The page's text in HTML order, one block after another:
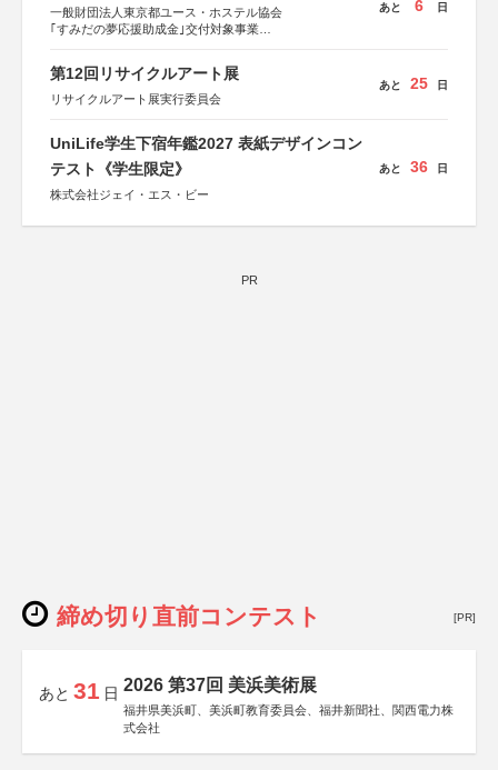
一般財団法人東京都ユース・ホステル協会
｢すみだの夢応援助成金｣交付対象事業
あと 6 日
第12回リサイクルアート展
リサイクルアート展実行委員会
あと 25 日
UniLife学生下宿年鑑2027 表紙デザインコン
テスト《学生限定》
株式会社ジェイ・エス・ビー
あと 36 日
PR
締め切り直前コンテスト [PR]
あと 31 日 2026 第37回 美浜美術展
福井県美浜町、美浜町教育委員会、福井新聞社、関西電力株
式会社